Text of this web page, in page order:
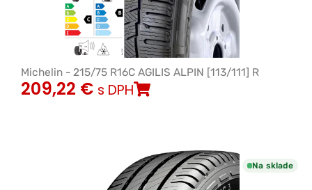
Michelin - 215/75 R16C AGILIS ALPIN [113/111] R
209,22 € s DPH
Na sklade